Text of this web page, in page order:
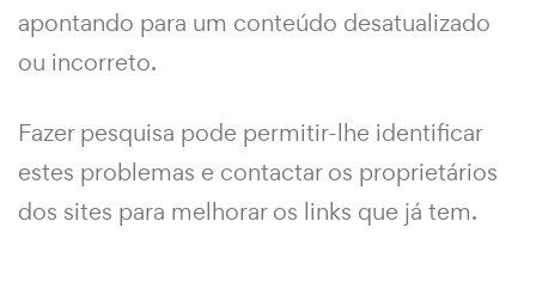
apontando para um conteúdo desatualizado
ou incorreto.
Fazer pesquisa pode permitir-lhe identificar
estes problemas e contactar os proprietários
dos sites para melhorar os links que já tem.